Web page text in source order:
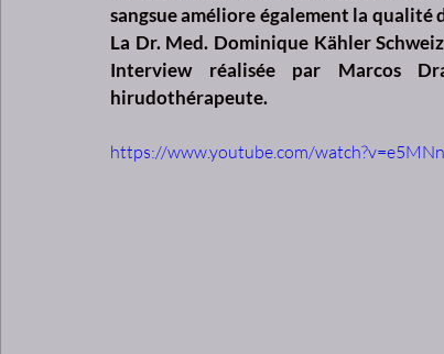
sangsue améliore également la
La Dr. Med. Dominique Kähler
Interview réalisée par Marcos
hirudothérapeute.
https://www.youtube.com/